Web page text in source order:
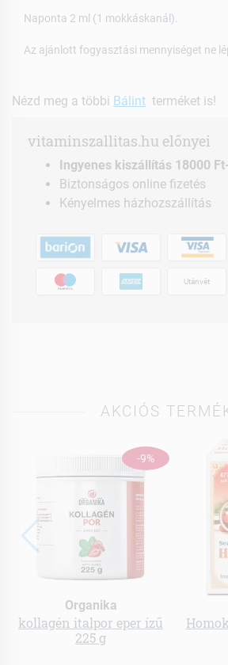
Naponta 2 ml (1 mokkáskanál).
Az ajánlott fogyasztási mennyiséget ne
Nézd meg a többi Bálint terméket is!
vitaminszallitas.hu előnyei
Ingyenes kiszállítás 18000
Biztonságos online fizetés
Kényelmes házhozszállítás
Utánvét
AKCIÓS
-9%
Organika
kollagén italpor eper ízű
225 g